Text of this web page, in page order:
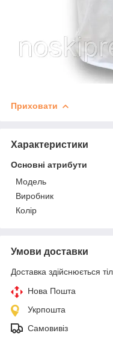
Приховати
Характеристики
Основні атрибути
Модель
Виробник
Колір
Умови доставки
Доставка здійснюється
Нова Пошта
Укрпошта
Самовивіз